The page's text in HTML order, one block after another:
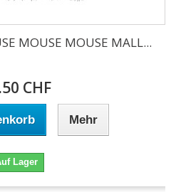
MOUSE MOUSE MALL...
CHF
Mehr
Lager